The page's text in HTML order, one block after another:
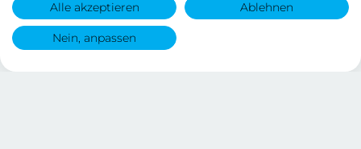
Alle akzeptieren Ablehnen
Nein, anpassen